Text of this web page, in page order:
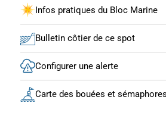
Infos pratiques du Bloc Marine
Bulletin côtier de ce spot
Configurer une alerte
Carte des bouées et sémaphores